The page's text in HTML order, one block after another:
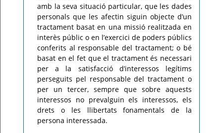
amb la seva situació particular, que les dades
personals que les afectin siguin objecte d’un
tractament basat en una missió realitzada en
interès públic o en l’exercici de poders públics
conferits al responsable del tractament; o bé
basat en el fet que el tractament és necessari
per a la satisfacció d’interessos legítims
perseguits pel responsable del tractament o
per un tercer, sempre que sobre aquests
interessos no prevalguin els interessos, els
drets o les llibertats fonamentals de la
persona interessada.